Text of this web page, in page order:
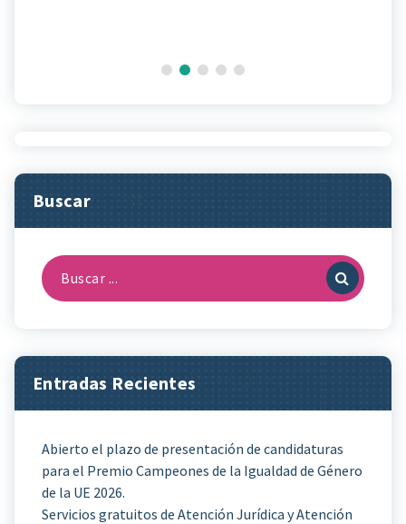
Buscar
Buscar:
Entradas Recientes
Abierto el plazo de presentación de candidaturas
para el Premio Campeones de la Igualdad de Género
de la UE 2026.
Servicios gratuitos de Atención Jurídica y Atención